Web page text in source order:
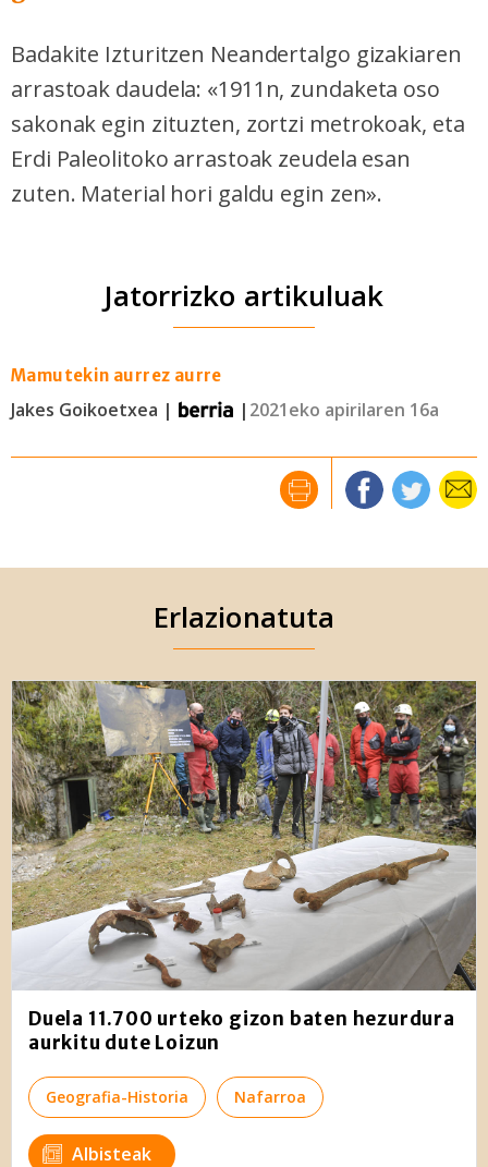
Badakite Izturitzen Neandertalgo gizakiaren
arrastoak daudela: «1911n, zundaketa oso
sakonak egin zituzten, zortzi metrokoak, eta
Erdi Paleolitoko arrastoak zeudela esan
zuten. Material hori galdu egin zen».
Jatorrizko artikuluak
Mamutekin aurrez aurre
Jakes Goikoetxea | | 2021eko apirilaren 16a
Erlazionatuta
Duela 11.700 urteko gizon baten hezurdura
aurkitu dute Loizun
Geografia-Historia Nafarroa
Albisteak